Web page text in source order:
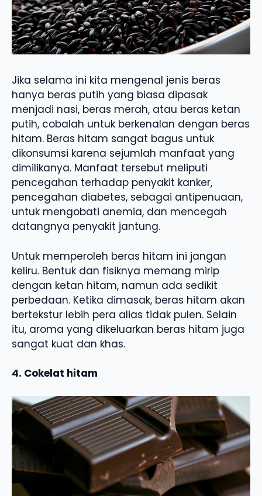
Jika selama ini kita mengenal jenis beras
hanya beras putih yang biasa dipasak
menjadi nasi, beras merah, atau beras ketan
putih, cobalah untuk berkenalan dengan beras
hitam. Beras hitam sangat bagus untuk
dikonsumsi karena sejumlah manfaat yang
dimilikanya. Manfaat tersebut meliputi
pencegahan terhadap penyakit kanker,
pencegahan diabetes, sebagai antipenuaan,
untuk mengobati anemia, dan mencegah
datangnya penyakit jantung.
Untuk memperoleh beras hitam ini jangan
keliru. Bentuk dan fisiknya memang mirip
dengan ketan hitam, namun ada sedikit
perbedaan. Ketika dimasak, beras hitam akan
bertekstur lebih pera alias tidak pulen. Selain
itu, aroma yang dikeluarkan beras hitam juga
sangat kuat dan khas.
4. Cokelat hitam